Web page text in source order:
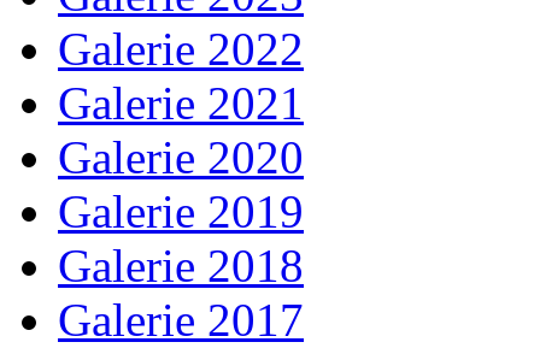
Galerie 2022
Galerie 2021
Galerie 2020
Galerie 2019
Galerie 2018
Galerie 2017